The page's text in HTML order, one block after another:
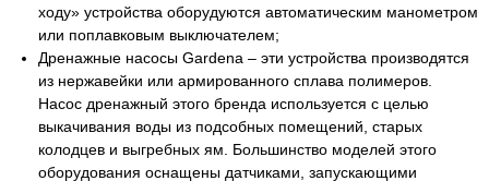
ходу» устройства оборудуются автоматическим манометром
или поплавковым выключателем;
Дренажные насосы Gardena – эти устройства производятся
из нержавейки или армированного сплава полимеров.
Насос дренажный этого бренда используется с целью
выкачивания воды из подсобных помещений, старых
колодцев и выгребных ям. Большинство моделей этого
оборудования оснащены датчиками, запускающими